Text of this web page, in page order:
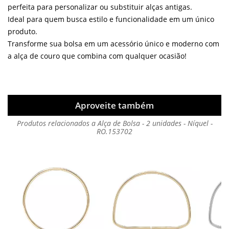
perfeita para personalizar ou substituir alças antigas.
Ideal para quem busca estilo e funcionalidade em um único
produto.
Transforme sua bolsa em um acessório único e moderno com
a alça de couro que combina com qualquer ocasião!
Aproveite também
Produtos relacionados a Alça de Bolsa - 2 unidades - Níquel -
RO.153702